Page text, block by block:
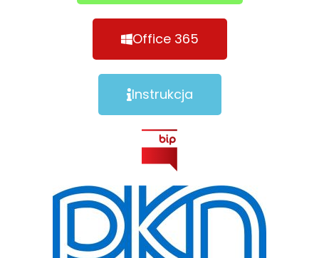
Office 365
Instrukcja